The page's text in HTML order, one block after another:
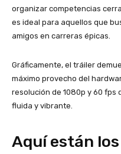
organizar competencias
es ideal para aquellos que
amigos en carreras épicas.
Gráficamente, el tráiler
máximo provecho del
resolución de 1080p y 60 fps
fluida y vibrante.
Aquí están